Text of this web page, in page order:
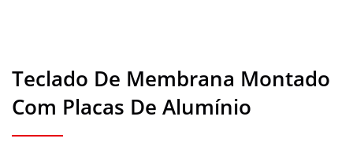
Teclado De Membrana Montado
Com Placas De Alumínio